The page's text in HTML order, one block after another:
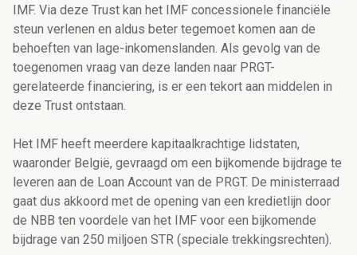
IMF. Via deze Trust kan het IMF concessionele financiële
steun verlenen en aldus beter tegemoet komen aan de
behoeften van lage-inkomenslanden. Als gevolg van de
toegenomen vraag van deze landen naar PRGT-
gerelateerde financiering, is er een tekort aan middelen in
deze Trust ontstaan.
Het IMF heeft meerdere kapitaalkrachtige lidstaten,
waaronder België, gevraagd om een bijkomende bijdrage te
leveren aan de Loan Account van de PRGT. De ministerraad
gaat dus akkoord met de opening van een kredietlijn door
de NBB ten voordele van het IMF voor een bijkomende
bijdrage van 250 miljoen STR (speciale trekkingsrechten).